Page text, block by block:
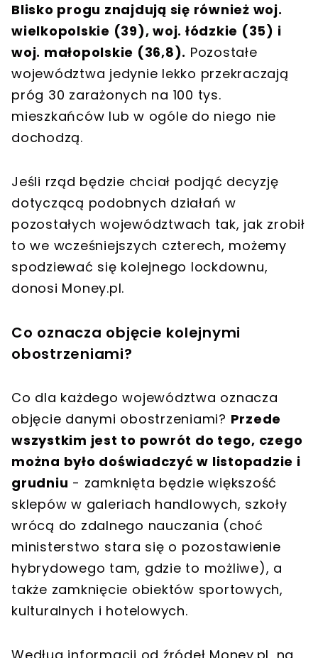
Blisko progu znajdują się również woj.
wielkopolskie (39), woj. łódzkie (35) i
woj. małopolskie (36,8). Pozostałe
województwa jedynie lekko przekraczają
próg 30 zarażonych na 100 tys.
mieszkańców lub w ogóle do niego nie
dochodzą.
Jeśli rząd będzie chciał podjąć decyzję
dotyczącą podobnych działań w
pozostałych województwach tak, jak zrobił
to we wcześniejszych czterech, możemy
spodziewać się kolejnego lockdownu,
donosi Money.pl.
Co oznacza objęcie kolejnymi
obostrzeniami?
Co dla każdego województwa oznacza
objęcie danymi obostrzeniami? Przede
wszystkim jest to powrót do tego, czego
można było doświadczyć w listopadzie i
grudniu - zamknięta będzie większość
sklepów w galeriach handlowych, szkoły
wrócą do zdalnego nauczania (choć
ministerstwo stara się o pozostawienie
hybrydowego tam, gdzie to możliwe), a
także zamknięcie obiektów sportowych,
kulturalnych i hotelowych.